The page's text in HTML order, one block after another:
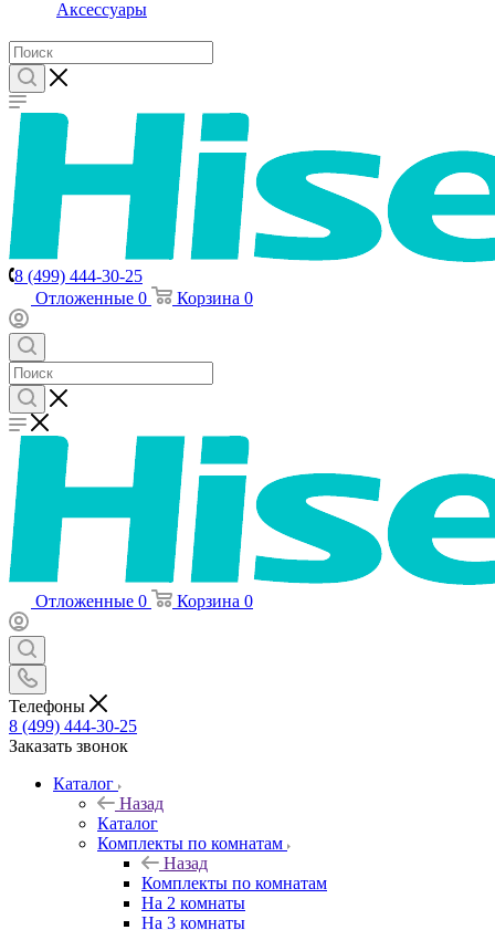
Аксессуары
8 (499) 444-30-25
Отложенные 0 Корзина 0
Отложенные 0 Корзина 0
Телефоны
8 (499) 444-30-25
Заказать звонок
Каталог
Назад
Каталог
Комплекты по комнатам
Назад
Комплекты по комнатам
На 2 комнаты
На 3 комнаты